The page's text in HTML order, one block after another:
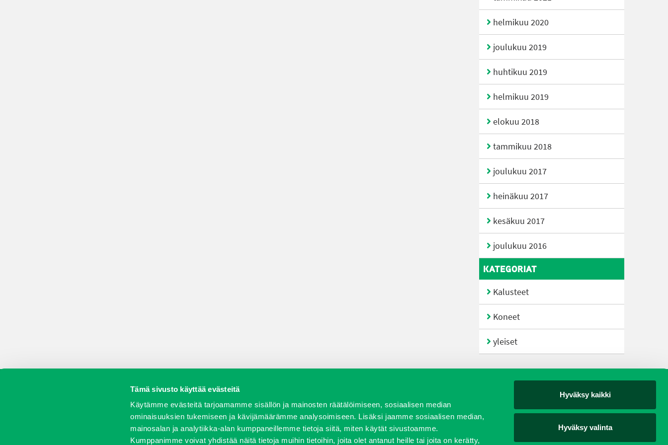
Tämä sivusto käyttää evästeitä
Käytämme evästeitä tarjoamamme sisällön ja mainosten räätälöimiseen, sosiaalisen median
ominaisuuksien tukemiseen ja kävijämäärämme analysoimiseen. Lisäksi jaamme sosiaalisen median,
mainosalan ja analytiikka-alan kumppaneillemme tietoja siitä, miten käytät sivustoamme.
Kumppanimme voivat yhdistää näitä tietoja muihin tietoihin, joita olet antanut heille tai joita on kerätty,
Hyväksy kaikki
Hyväksy valinta
helmikuu 2020
joulukuu 2019
huhtikuu 2019
helmikuu 2019
elokuu 2018
tammikuu 2018
joulukuu 2017
heinäkuu 2017
kesäkuu 2017
joulukuu 2016
KATEGORIAT
Kalusteet
Koneet
yleiset
Vaihtokoneet Kalusteet Huolto ja varaosat Verkkokauppa JT Vuokrakone Jälleenmyyjät